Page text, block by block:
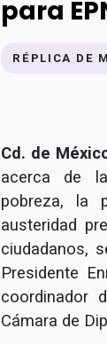
para
RÉPLICA DE
Cd. de
acerca de
pobreza, la
austeridad
ciudadanos,
Presidente
coordinador
Cámara de